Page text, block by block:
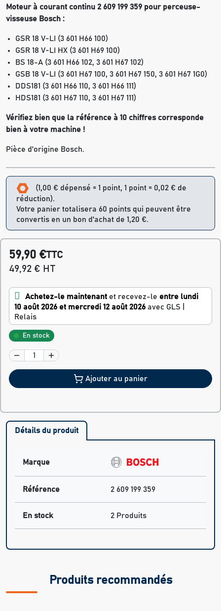
Moteur à courant continu 2 609 199 359 pour perceuse-
visseuse Bosch :
GSR 18 V-LI (3 601 H66 100)
GSR 18 V-LI HX (3 601 H69 100)
BS 18-A (3 601 H66 102, 3 601 H67 102)
GSB 18 V-LI (3 601 H67 100, 3 601 H67 150, 3 601 H67 1G0)
DDS181 (3 601 H66 110, 3 601 H66 111)
HDS181 (3 601 H67 110, 3 601 H67 111)
Vérifiez bien que la référence à 10 chiffres corresponde
bien à votre machine !
Pièce d'origine Bosch.
(1,00 € dépensé = 1 point, 1 point = 0,02 € de
réduction).
Votre panier totalisera 60 points qui peuvent être
convertis en un bon d'achat de 1,20 €.
59,90 €TTC
49,92 € HT
Achetez-le maintenant et recevez-le entre lundi
10 août 2026 et mercredi 12 août 2026 avec GLS |
Relais
En stock
Ajouter au panier
Détails du produit
Marque
Référence 2 609 199 359
En stock 2 Produits
Produits recommandés